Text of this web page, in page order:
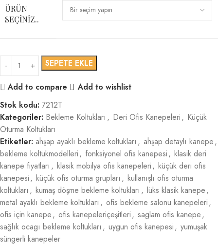
ÜRÜN
SEÇINIZ..
SEPETE EKLE
Add to compare
Add to wishlist
Stok kodu: 7212T
Kategoriler: Bekleme Koltukları , Deri Ofis Kanepeleri, Küçük
Oturma Koltukları
Etiketler: ahşap ayaklı bekleme koltukları , ahşap detaylı kanepe,
bekleme koltukmodelleri, fonksiyonel ofis kanepesi, klasik deri
kanepe fiyatları , klasik mobilya ofis kanepeleri, küçük deri ofis
kanepesi, küçük ofis oturma grupları , kullanışlı ofis oturma
koltukları , kumaş döşme bekleme koltukları , lüks klasik kanepe,
metal ayaklı bekleme koltukları , ofis bekleme salonu kanepeleri,
ofis için kanepe, ofis kanepeleriçeşitleri, saglam ofis kanepe,
sağlık ocagı bekleme koltukları , uygun ofis kanepesi, yumuşak
süngerli kanepeler